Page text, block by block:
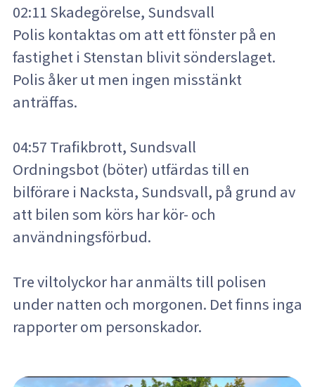
02:11 Skadegörelse, Sundsvall
Polis kontaktas om att ett fönster på en
fastighet i Stenstan blivit sönderslaget.
Polis åker ut men ingen misstänkt
anträffas.
04:57 Trafikbrott, Sundsvall
Ordningsbot (böter) utfärdas till en
bilförare i Nacksta, Sundsvall, på grund av
att bilen som körs har kör- och
användningsförbud.
Tre viltolyckor har anmälts till polisen
under natten och morgonen. Det finns inga
rapporter om personskador.